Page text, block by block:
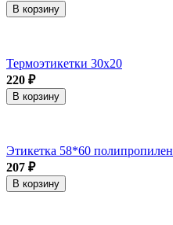
В корзину
Термоэтикетки 30х20
220 ₽
В корзину
Этикетка 58*60 полипропилен
207 ₽
В корзину